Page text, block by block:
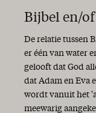
Bijbel en/of
De relatie tussen
er één van water
gelooft dat God
dat Adam en Eva
wordt vanuit het
meewarig